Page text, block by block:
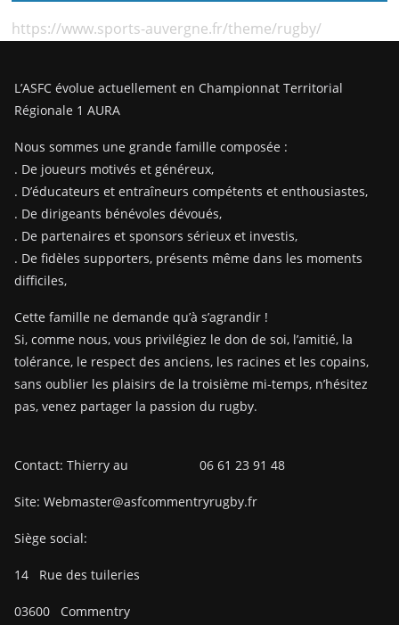
https://www.sports-auvergne.fr/theme/rugby/
L’ASFC évolue actuellement en Championnat Territorial
Régionale 1 AURA
Nous sommes une grande famille composée :
. De joueurs motivés et généreux,
. D’éducateurs et entraîneurs compétents et enthousiastes,
. De dirigeants bénévoles dévoués,
. De partenaires et sponsors sérieux et investis,
. De fidèles supporters, présents même dans les moments
difficiles,
Cette famille ne demande qu’à s’agrandir !
Si, comme nous, vous privilégiez le don de soi, l’amitié, la
tolérance, le respect des anciens, les racines et les copains,
sans oublier les plaisirs de la troisième mi-temps, n’hésitez
pas, venez partager la passion du rugby.
Contact: Thierry au 06 61 23 91 48
Site: Webmaster@asfcommentryrugby.fr
Siège social:
14 Rue des tuileries
03600 Commentry